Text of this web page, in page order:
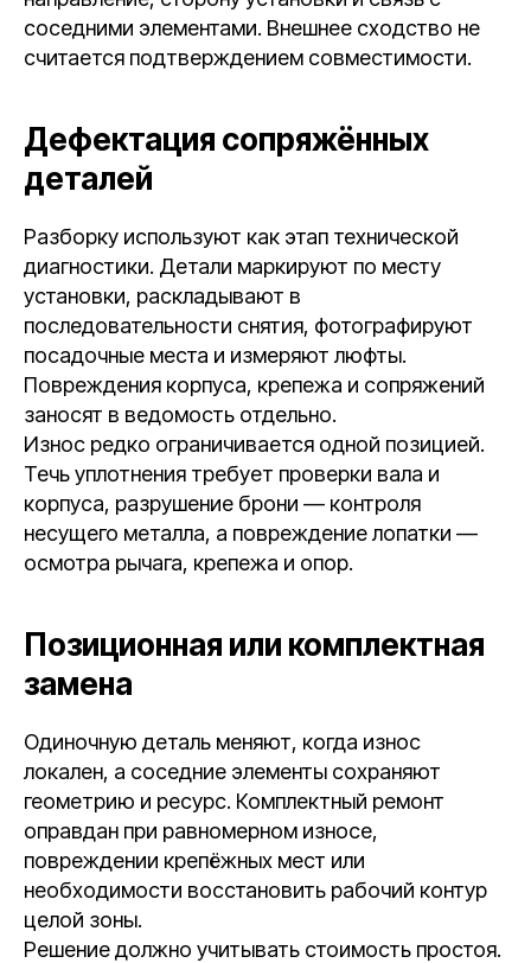
соседними элементами. Внешнее сходство не
считается подтверждением совместимости.
Дефектация сопряжённых
деталей
Разборку используют как этап технической
диагностики. Детали маркируют по месту
установки, раскладывают в
последовательности снятия, фотографируют
посадочные места и измеряют люфты.
Повреждения корпуса, крепежа и сопряжений
заносят в ведомость отдельно.
Износ редко ограничивается одной позицией.
Течь уплотнения требует проверки вала и
корпуса, разрушение брони — контроля
несущего металла, а повреждение лопатки —
осмотра рычага, крепежа и опор.
Позиционная или комплектная
замена
Одиночную деталь меняют, когда износ
локален, а соседние элементы сохраняют
геометрию и ресурс. Комплектный ремонт
оправдан при равномерном износе,
повреждении крепёжных мест или
необходимости восстановить рабочий контур
целой зоны.
Решение должно учитывать стоимость простоя.